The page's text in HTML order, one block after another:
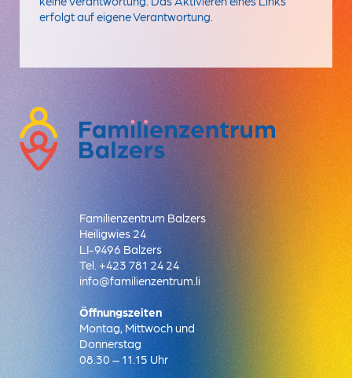
erfolgt auf eigene Verantwortung.
Familienzentrum Balzers
Heiligwies 24
LI-9496 Balzers
Tel. +423 781 24 24
info@familienzentrum.li
Öffnungszeiten
Montag, Mittwoch und
Donnerstag
08.30 – 11.15 Uhr